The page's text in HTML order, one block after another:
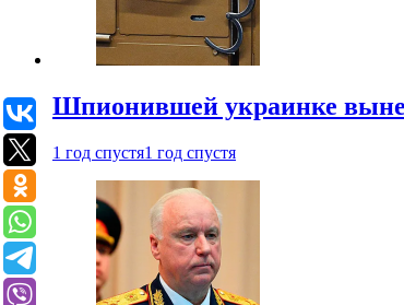
Шпионившей украинке
1 год спустя1 год спустя